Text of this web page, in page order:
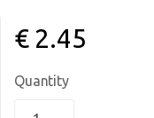
€2.45
Quantity